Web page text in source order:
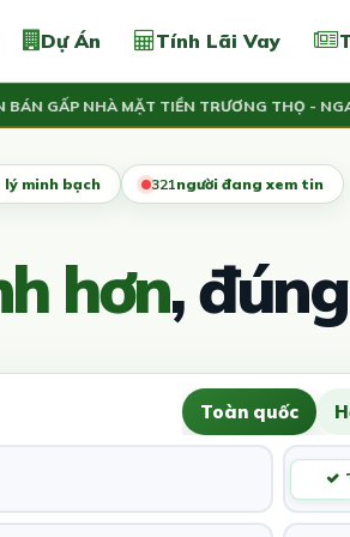
Dự Án Tính Lãi Vay
GẤP NHÀ MẶT TIỀN TRƯƠNG THỌ - NGANG
lý minh bạch 321người đang xem tin
hơn,
Toàn quốc